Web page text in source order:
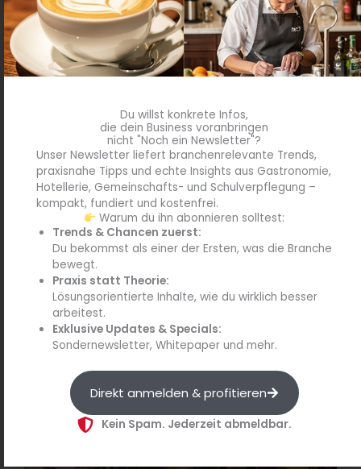
Anzeige
Hupfer bringt digitalen Configurator an den Start
Mit dem digitalen Produkt-Configurator von Hupfer
lassen sich nun erste Produktgruppen ganz einfach
individuell gestalten, BIM-kompatibel und in
Minutenschnelle....
Du willst konkrete Infos,
die dein Business voranbringen
nicht "Noch ein Newsletter"?
Unser Newsletter liefert branchenrelevante Trends,
praxisnahe Tipps und echte Insights aus Gastronomie,
Hotellerie, Gemeinschafts- und Schulverpflegung –
kompakt, fundiert und kostenfrei.
Warum du ihn abonnieren solltest:
Trends & Chancen zuerst:
Du bekommst als einer der Ersten, was die Branche
bewegt.
Praxis statt Theorie:
Lösungsorientierte Inhalte, wie du wirklich besser
arbeitest.
Exklusive Updates & Specials:
Sondernewsletter, Whitepaper und mehr.
Direkt anmelden & profitieren
Kein Spam. Jederzeit abmeldbar.